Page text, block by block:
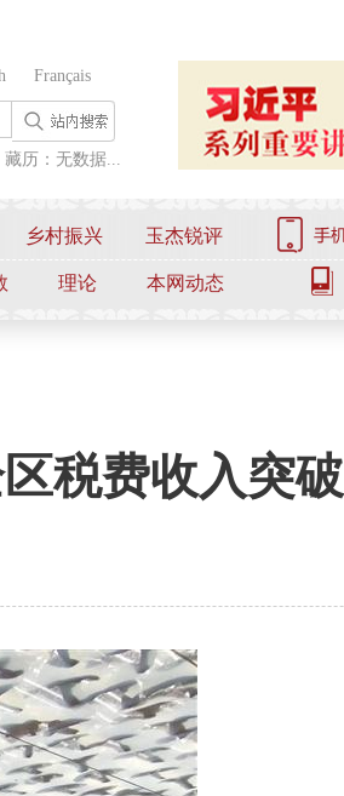
Français
藏历：无数据...
乡村振兴 玉杰锐评
理论 本网动态
税费收入突